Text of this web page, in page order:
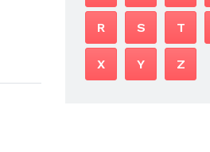
R S T
X Y Z